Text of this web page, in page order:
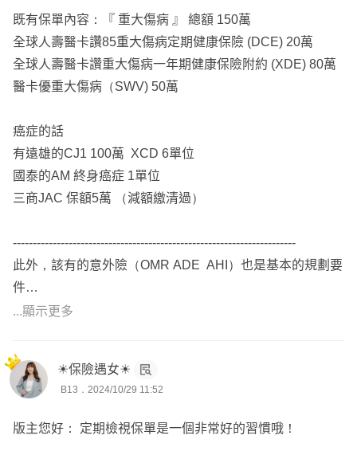
戶^^
.
💎具備「#核保人員」及「#理賠人員」證照
(通常要到保險公司應徵核保/理賠才會考這兩張證照。)
戶爭取相關權益。
處理過新生兒黃疸、腦室擴大、三尖瓣逆流、泌尿道感染、
關節發育不良、早期心房收縮、卵圓孔未閉合、多指症、蠶
豆症、血管瘤、呼吸窘迫、心房中隔缺損、甲狀腺低下、早
💎 具備「#保險經紀人國家考試」證照
(全台僅 5%保險業務通過這項考試）
案，若親友有理賠糾紛也可以轉介紹給我。
成功處理過癌症短期出險拒賠、契約不實告知被解除、急診
拒賠、院外購買輔具拒賠、冷凍治療限縮次數、失能險拒賠
既有保單內容：『 重大傷病 』 總額 150萬
全球人壽醫卡讚85重大傷病定期健康保險 (DCE) 20萬
全球人壽醫卡讚重大傷病一年期健康保險附約 (XDE) 80萬
醫卡優重大傷病（SWV) 50萬
癌症的話
有遠雄的CJ1 100萬 XCD 6單位
國泰的AM 終身癌症 1單位
三商JAC 保額5萬 （減額繳清過）
-----------------------------------------------------------------------
此外，該有的意外險（OMR ADE AHI）也是基本的規劃要
件
如果因為主約保費較高，導致繳保費較吃緊的話，建議可以
目前看來你的保險規劃，有針對險種 癌症重傷規劃
以保險規劃來說，『 醫療保障 』還是很重要的前三大規劃
重點
...顯示更多
☀保險遇女☀
B13．2024/10/29 11:52
版主您好： 定期檢視保單是一個非常好的習慣哦！